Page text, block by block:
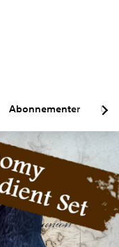
Abonnementer